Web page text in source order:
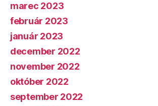
marec 2023
február 2023
január 2023
december 2022
november 2022
október 2022
september 2022